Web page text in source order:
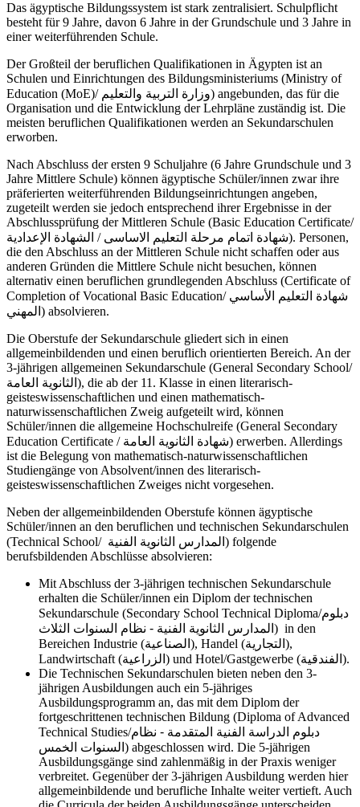
Das ägyptische Bildungssystem ist stark zentralisiert. Schulpflicht
besteht für 9 Jahre, davon 6 Jahre in der Grundschule und 3 Jahre in
einer weiterführenden Schule.
Der Großteil der beruflichen Qualifikationen in Ägypten ist an
Schulen und Einrichtungen des Bildungsministeriums (Ministry of
Education (MoE)/ وزارة التربية والتعليم) angebunden, das für die
Organisation und die Entwicklung der Lehrpläne zuständig ist. Die
meisten beruflichen Qualifikationen werden an Sekundarschulen
erworben.
Nach Abschluss der ersten 9 Schuljahre (6 Jahre Grundschule und 3
Jahre Mittlere Schule) können ägyptische Schüler/innen zwar ihre
präferierten weiterführenden Bildungseinrichtungen angeben,
zugeteilt werden sie jedoch entsprechend ihrer Ergebnisse in der
Abschlussprüfung der Mittleren Schule (Basic Education Certificate/
الشهادة الإعدادية / شهادة اتمام مرحلة التعليم الاساسى). Personen,
die den Abschluss an der Mittleren Schule nicht schaffen oder aus
anderen Gründen die Mittlere Schule nicht besuchen, können
alternativ einen beruflichen grundlegenden Abschluss (Certificate of
Completion of Vocational Basic Education/ شهادة التعليم الأساسي
المهني ) absolvieren.
Die Oberstufe der Sekundarschule gliedert sich in einen
allgemeinbildenden und einen beruflich orientierten Bereich. An der
3-jährigen allgemeinen Sekundarschule (General Secondary School/
الثانوية العامة ), die ab der 11. Klasse in einen literarisch-
geisteswissenschaftlichen und einen mathematisch-
naturwissenschaftlichen Zweig aufgeteilt wird, können
Schüler/innen die allgemeine Hochschulreife (General Secondary
Education Certificate / شهادة الثانوية العامة) erwerben. Allerdings
ist die Belegung von mathematisch-naturwissenschaftlichen
Studiengänge von Absolvent/innen des literarisch-
geisteswissenschaftlichen Zweiges nicht vorgesehen.
Neben der allgemeinbildenden Oberstufe können ägyptische
Schüler/innen an den beruflichen und technischen Sekundarschulen
(Technical School/ المدارس الثانوية الفنية ) folgende
berufsbildenden Abschlüsse absolvieren:
Mit Abschluss der 3-jährigen technischen Sekundarschule
erhalten die Schüler/innen ein Diplom der technischen
Sekundarschule (Secondary School Technical Diploma/دبلوم
المدارس الثانوية الفنية - نظام السنوات الثلاث ) in den
Bereichen Industrie (الصناعية ), Handel (التجارية ),
Landwirtschaft (الزراعية ) und Hotel/Gastgewerbe (الفندقية ).
Die Technischen Sekundarschulen bieten neben den 3-
jährigen Ausbildungen auch ein 5-jähriges
Ausbildungsprogramm an, das mit dem Diplom der
fortgeschrittenen technischen Bildung (Diploma of Advanced
Technical Studies/دبلوم الدراسة الفنية المتقدمة - نظام
السنوات الخمس ) abgeschlossen wird. Die 5-jährigen
Ausbildungsgänge sind zahlenmäßig in der Praxis weniger
verbreitet. Gegenüber der 3-jährigen Ausbildung werden hier
allgemeinbildende und berufliche Inhalte weiter vertieft. Auch